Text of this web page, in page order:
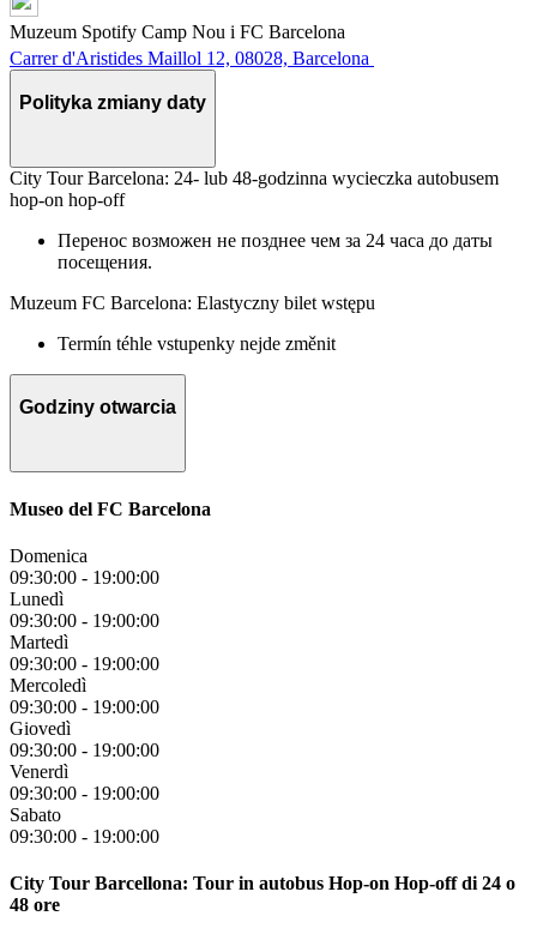
Muzeum Spotify Camp Nou i FC Barcelona
Carrer d'Aristides Maillol 12, 08028, Barcelona
Polityka zmiany daty
City Tour Barcelona: 24- lub 48-godzinna wycieczka autobusem
hop-on hop-off
Перенос возможен не позднее чем за 24 часа до даты
посещения.
Muzeum FC Barcelona: Elastyczny bilet wstępu
Termín téhle vstupenky nejde změnit
Godziny otwarcia
Museo del FC Barcelona
Domenica
09:30:00 - 19:00:00
Lunedì
09:30:00 - 19:00:00
Martedì
09:30:00 - 19:00:00
Mercoledì
09:30:00 - 19:00:00
Giovedì
09:30:00 - 19:00:00
Venerdì
09:30:00 - 19:00:00
Sabato
09:30:00 - 19:00:00
City Tour Barcellona: Tour in autobus Hop-on Hop-off di 24 o
48 ore